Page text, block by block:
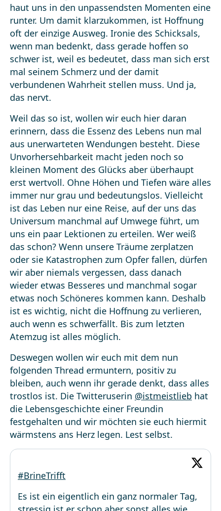
haut uns in den unpassendsten Momenten eine
runter. Um damit klarzukommen, ist Hoffnung
oft der einzige Ausweg. Ironie des Schicksals,
wenn man bedenkt, dass gerade hoffen so
schwer ist, weil es bedeutet, dass man sich erst
mal seinem Schmerz und der damit
verbundenen Wahrheit stellen muss. Und ja,
das nervt.
Weil das so ist, wollen wir euch hier daran
erinnern, dass die Essenz des Lebens nun mal
aus unerwarteten Wendungen besteht. Diese
Unvorhersehbarkeit macht jeden noch so
kleinen Moment des Glücks aber überhaupt
erst wertvoll. Ohne Höhen und Tiefen wäre alles
immer nur grau und bedeutungslos. Vielleicht
ist das Leben nur eine Reise, auf der uns das
Universum manchmal auf Umwege führt, um
uns ein paar Lektionen zu erteilen. Wer weiß
das schon? Wenn unsere Träume zerplatzen
oder sie Katastrophen zum Opfer fallen, dürfen
wir aber niemals vergessen, dass danach
wieder etwas Besseres und manchmal sogar
etwas noch Schöneres kommen kann. Deshalb
ist es wichtig, nicht die Hoffnung zu verlieren,
auch wenn es schwerfällt. Bis zum letzten
Atemzug ist alles möglich.
Deswegen wollen wir euch mit dem nun
folgenden Thread ermuntern, positiv zu
bleiben, auch wenn ihr gerade denkt, dass alles
trostlos ist. Die Twitteruserin @istmeistlieb hat
die Lebensgeschichte einer Freundin
festgehalten und wir möchten sie euch hiermit
wärmstens ans Herz legen. Lest selbst.
#BrineTrifft
Es ist ein eigentlich ein ganz normaler Tag,